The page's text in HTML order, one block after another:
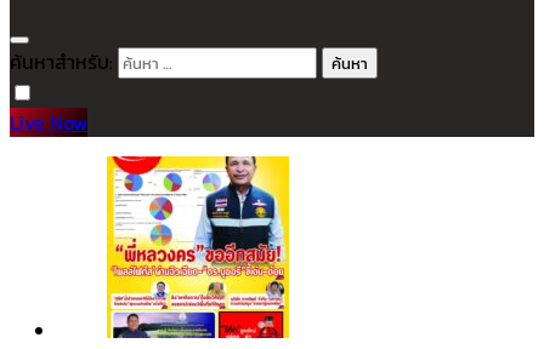
ค้นหาสำหรับ:
Live Now